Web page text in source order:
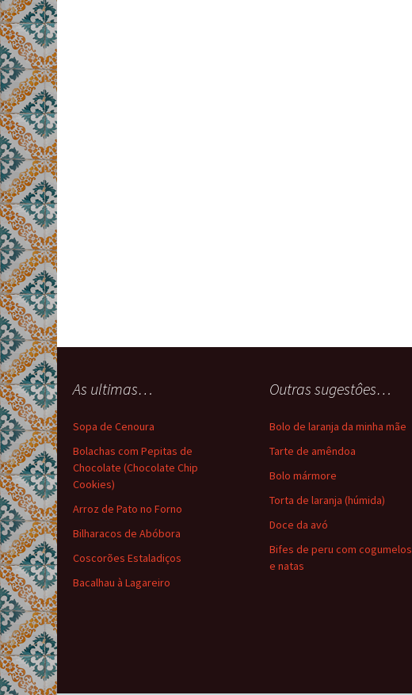
As ultimas…
Sopa de Cenoura
Bolachas com Pepitas de
Chocolate (Chocolate Chip
Cookies)
Arroz de Pato no Forno
Bilharacos de Abóbora
Coscorões Estaladiços
Bacalhau à Lagareiro
Outras sugestôes…
Bolo de laranja da minha mãe
Tarte de amêndoa
Bolo mármore
Torta de laranja (húmida)
Doce da avó
Bifes de peru com cogumelos
e natas